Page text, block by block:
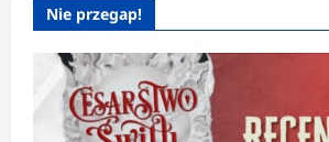
Nie przegap!